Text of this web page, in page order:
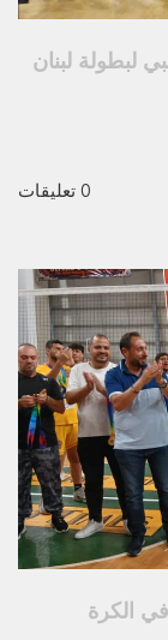
لبطولة لبنان
0 تعليقات
في الكرة